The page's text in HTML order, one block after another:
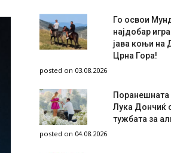
Го освои
најдобар
јава коњи на
Црна Гора!
posted on 03.08.2026
Лука Дончиќ
тужбата за
posted on 04.08.2026